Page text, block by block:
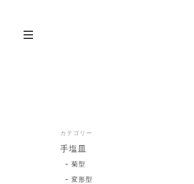
カテゴリー
手塩皿
菊型
変形型